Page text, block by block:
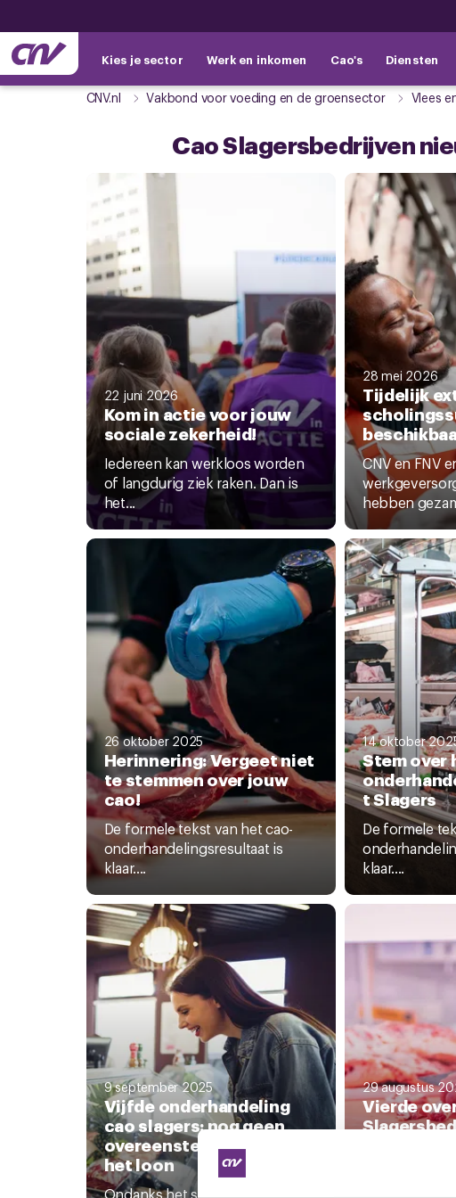
Kies je sector Werk en inkomen Cao's Diensten
CNV.nl Vakbond voor voeding en de groensector Vlees
Cao Slagersbedrijven
22 juni 2026
Kom in actie voor jouw
sociale zekerheid!
Iedereen kan werkloos worden
of langdurig ziek raken. Dan is
het...
28 mei 2026
Tijdelijk
CNV en FNV
hebben
26 oktober 2025
Herinnering: Vergeet niet
te stemmen over jouw
cao!
De formele tekst van het cao-
onderhandelingsresultaat is
klaar....
14 oktober
Stem over
t Slagers
De formele
klaar....
9 september 2025
Vijfde onderhandeling
cao slagers: nog geen
overeenstemming over
het loon
Ondanks het streven van cao-
29 augustus
Vierde